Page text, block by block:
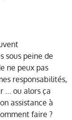
sous peine de
ne peux pas
responsabilités,
… ou alors ça
assistance à
faire ?